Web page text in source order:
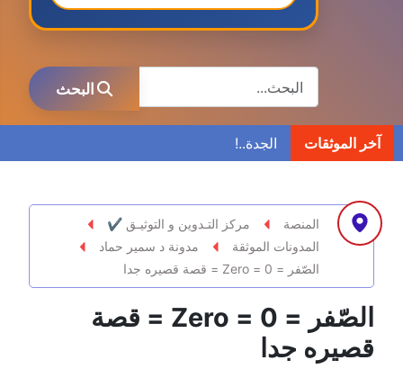
مدونة ابراهيم البراعم
عاملة
مدونة احمد ابراهيم
عاملة
مدونة أحمد أبو الدهب
عاملة
البحث
البحث
آخر الموثقات
المنصة
مركز التـدوين و التوثيـق ✔
المدونات الموثقة
مدونة د سمير حماد
الصّفر = 0 = Zero = قصة قصيره جدا
الصّفر = 0 = Zero = قصة
قصيره جدا